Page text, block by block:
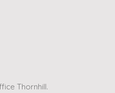
Thornhill.